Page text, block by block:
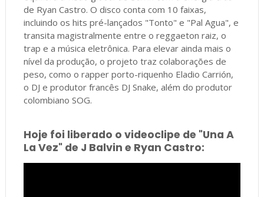
de Ryan Castro. O disco conta com 10 faixas,
incluindo os hits pré-lançados "Tonto" e "Pal Agua", e
transita magistralmente entre o reggaeton raiz, o
trap e a música eletrônica. Para elevar ainda mais o
nível da produção, o projeto traz colaborações de
peso, como o rapper porto-riquenho Eladio Carrión,
o DJ e produtor francês DJ Snake, além do produtor
colombiano SOG.
Hoje foi liberado o videoclipe de "Una A
La Vez" de J Balvin e Ryan Castro: